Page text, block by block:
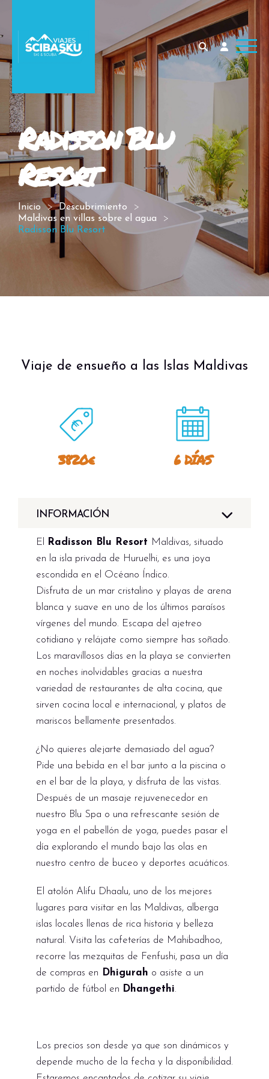
Radisson Blu
Resort
Inicio
Descubrimiento
Maldivas en villas sobre el agua
Radisson Blu Resort
Viaje de ensueño a las Islas Maldivas
3820€ 6 DÍAS
INFORMACIÓN
El Radisson Blu Resort Maldivas, situado
en la isla privada de Huruelhi, es una joya
escondida en el Océano Índico.
Disfruta de un mar cristalino y playas de arena
blanca y suave en uno de los últimos paraísos
vírgenes del mundo. Escapa del ajetreo
cotidiano y relájate como siempre has soñado.
Los maravillosos días en la playa se convierten
en noches inolvidables gracias a nuestra
variedad de restaurantes de alta cocina, que
sirven cocina local e internacional, y platos de
mariscos bellamente presentados.
¿No quieres alejarte demasiado del agua?
Pide una bebida en el bar junto a la piscina o
en el bar de la playa, y disfruta de las vistas.
Después de un masaje rejuvenecedor en
nuestro Blu Spa o una refrescante sesión de
yoga en el pabellón de yoga, puedes pasar el
día explorando el mundo bajo las olas en
nuestro centro de buceo y deportes acuáticos.
El atolón Alifu Dhaalu, uno de los mejores
lugares para visitar en las Maldivas, alberga
islas locales llenas de rica historia y belleza
natural. Visita las cafeterías de Mahibadhoo,
recorre las mezquitas de Fenfushi, pasa un día
de compras en Dhigurah o asiste a un
partido de fútbol en Dhangethi.
Los precios son desde ya que son dinámicos y
depende mucho de la fecha y la disponibilidad.